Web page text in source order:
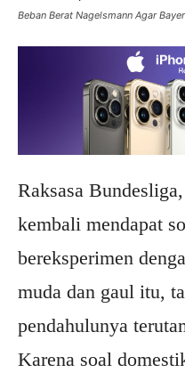
Beban Berat Nagelsmann Agar
Raksasa
kembali mendapat
bereksperimen
muda dan gaul itu,
pendahulunya
Karena soal